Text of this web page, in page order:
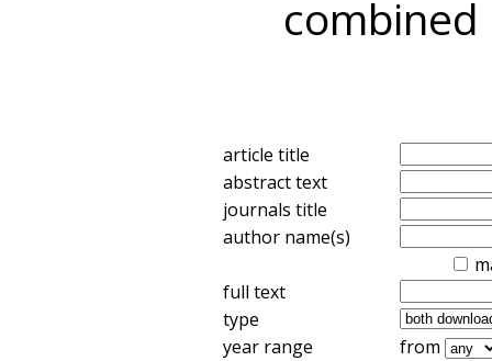
combined
article title
abstract text
journals title
author name(s)
full text
type
year range
from